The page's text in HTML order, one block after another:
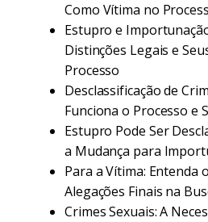
Como Vítima no
Estupro e
Distinções Legais e
Processo
Desclassificação de
Funciona o Processo e
Estupro Pode Ser
a Mudança para
Para a Vítima: Entenda
Alegações Finais na
Crimes Sexuais: A